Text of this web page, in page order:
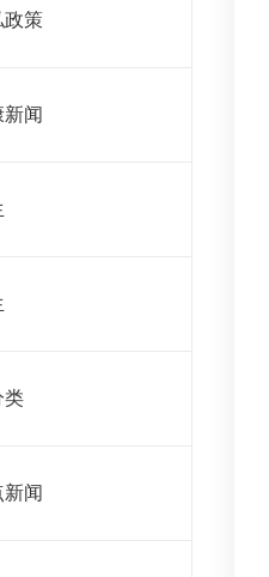
政策
闻
类
闻